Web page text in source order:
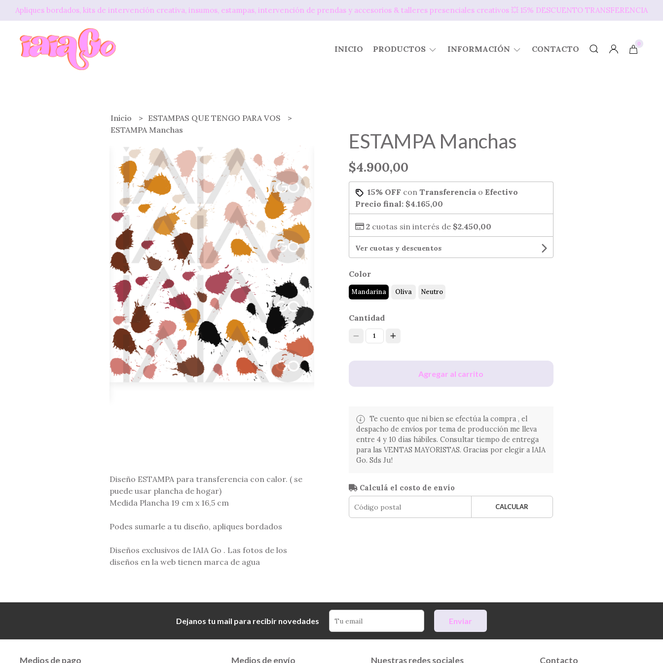
Apliques bordados, kits de intervención creativa, insumos, estampas, intervención de prendas y accesorios & talleres presenciales creativos 💥​ 15% DESCUENTO TRANSFERENCIA
INICIO PRODUCTOS INFORMACIÓN CONTACTO
0
Inicio
ESTAMPAS QUE TENGO PARA VOS
ESTAMPA Manchas
Diseño ESTAMPA para transferencia con calor. ( se
puede usar plancha de hogar)
Medida Plancha 19 cm x 16,5 cm
Podes sumarle a tu diseño, apliques bordados
Diseños exclusivos de IAIA Go . Las fotos de los
diseños en la web tienen marca de agua
ESTAMPA Manchas
$4.900,00
15% OFF con Transferenciao Efectivo
Precio final: $4.165,00
2cuotas sin interés de $2.450,00
Ver cuotas y descuentos
Color
Mandarina Oliva Neutro
Cantidad
1
Agregar al carrito
Te cuento que ni bien se efectúa la compra , el
despacho de envíos por tema de producción me lleva
entre 4 y 10 días hábiles. Consultar tiempo de entrega
para las VENTAS MAYORISTAS. Gracias por elegir a IAIA
Go. Sds Ju!
Calculá el costo de envío
CALCULAR
Dejanos tu mail para recibir novedades Enviar
Medios de pago Medios de envío Nuestras redes sociales Contacto